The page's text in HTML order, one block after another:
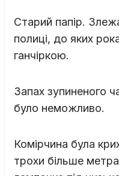
Старий папір.
полиці, до яких
ганчіркою.
Запах зупиненого
було неможливо.
Комірчина була
трохи більше